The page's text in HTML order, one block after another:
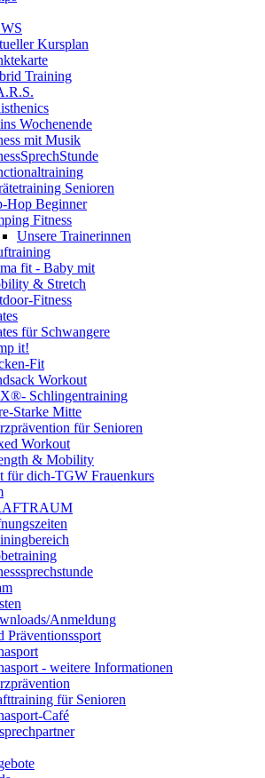
Kursplan
Training
Wochenende
mit Musik
Senioren
Hop Beginner
Fitness
Unsere Trainerinnen
fit - Baby mit
& Stretch
Fitness
für Schwangere
it!
Fit
Workout
Schlingentraining
Starke Mitte
für Senioren
Workout
& Mobility
für dich-TGW Frauenkurs
Anmeldung
Präventionssport
- weitere Informationen
für Senioren
Café